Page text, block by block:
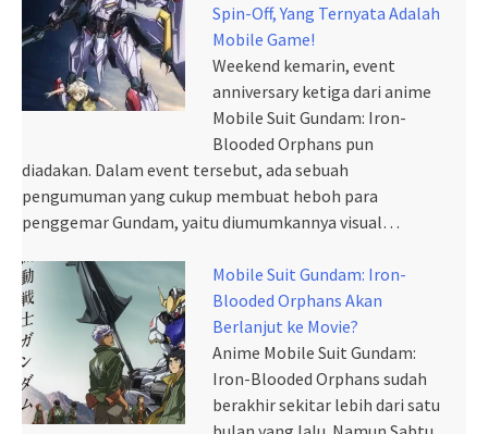
Spin-Off, Yang Ternyata Adalah
Mobile Game!
Weekend kemarin, event
anniversary ketiga dari anime
Mobile Suit Gundam: Iron-
Blooded Orphans pun
diadakan. Dalam event tersebut, ada sebuah
pengumuman yang cukup membuat heboh para
penggemar Gundam, yaitu diumumkannya visual…
Mobile Suit Gundam: Iron-
Blooded Orphans Akan
Berlanjut ke Movie?
Anime Mobile Suit Gundam:
Iron-Blooded Orphans sudah
berakhir sekitar lebih dari satu